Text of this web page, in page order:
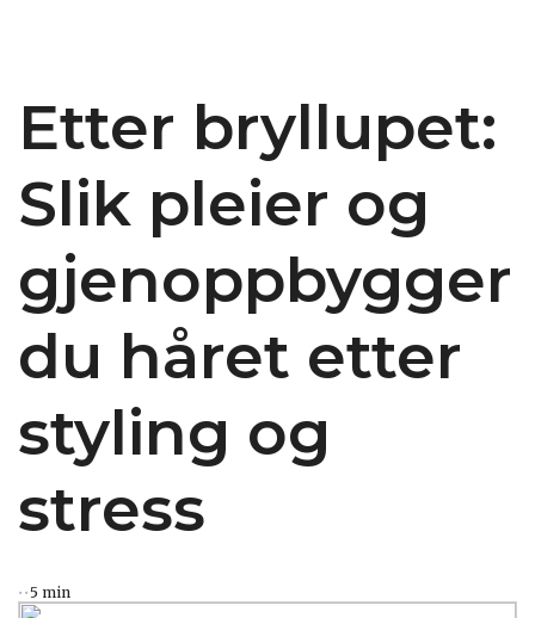
Etter bryllupet:
Slik pleier og
gjenoppbygger
du håret etter
styling og
stress
5 min